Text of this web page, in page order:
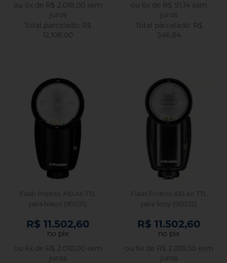
R$
12.108,00
ou 6xde R$ 2.018,00 sem
juros
R$
546,84
ou 6xde R$ 91,14sem
juros
Flash Profoto A10 Air TTL
para Nikon (901231)
ou 6xde R$ 2.018,00 sem
juros
R$ 11.502,60
no pix
Flash Profoto A10 Air TTL
para Sony (901232)
ou 6xde R$ 2.018,00 sem
juros
R$ 11.502,60
no pix